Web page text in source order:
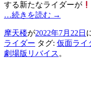
する新たなライダーが
…続きを読む →
摩天楼が2022年7月22日
ライダー タグ: 仮面ライ
劇場版リバイス 。